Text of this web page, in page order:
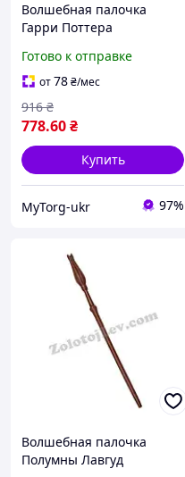
Волшебная палочка
Гарри Поттера
Light Коричневый
Готово к отправке
от78₴/мес
778.60₴
916 ₴
Купить
MyTorg-ukr 97%
Волшебная палочка
Полумны Лавгуд